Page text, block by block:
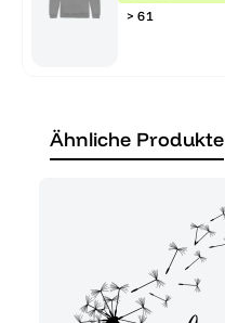
> 61
Ähnliche Produkte